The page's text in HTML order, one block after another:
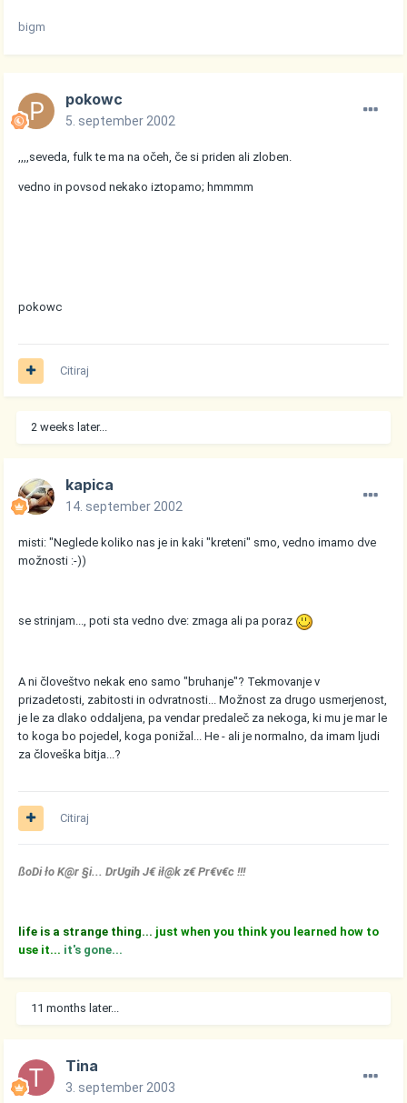
bigm
pokowc
5. september 2002
,,,,seveda, fulk te ma na očeh, če si priden ali zloben.
vedno in povsod nekako iztopamo; hmmmm
pokowc
Citiraj
2 weeks later...
kapica
14. september 2002
misti: "Neglede koliko nas je in kaki "kreteni" smo, vedno imamo dve
možnosti :-))
se strinjam..., poti sta vedno dve: zmaga ali pa poraz
A ni človeštvo nekak eno samo "bruhanje"? Tekmovanje v
prizadetosti, zabitosti in odvratnosti... Možnost za drugo usmerjenost,
je le za dlako oddaljena, pa vendar predaleč za nekoga, ki mu je mar le
to koga bo pojedel, koga ponižal... He - ali je normalno, da imam ljudi
za človeška bitja...?
Citiraj
ßoDi ło K@r §i... DrUgih J€ ił@k z€ Pr€v€c !!!
life is a strange thing... just when you think you learned how to
use it... it's gone...
11 months later...
Tina
3. september 2003